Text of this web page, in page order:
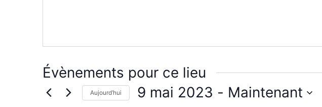
Évènements pour ce lieu
Aujourd’hui 9 mai 2023 - Maintenant